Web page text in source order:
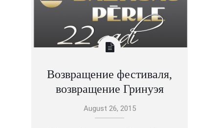
Возвращение фестиваля,
возвращение Гринуэя
August 26, 2015